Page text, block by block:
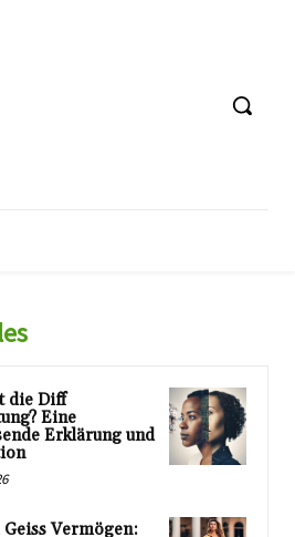
die Diff
Eine
Erklärung und
Geiss Vermögen: